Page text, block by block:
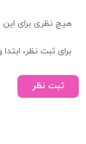
هیچ نظری برای
برای ثبت نظر،
ثبت نظر